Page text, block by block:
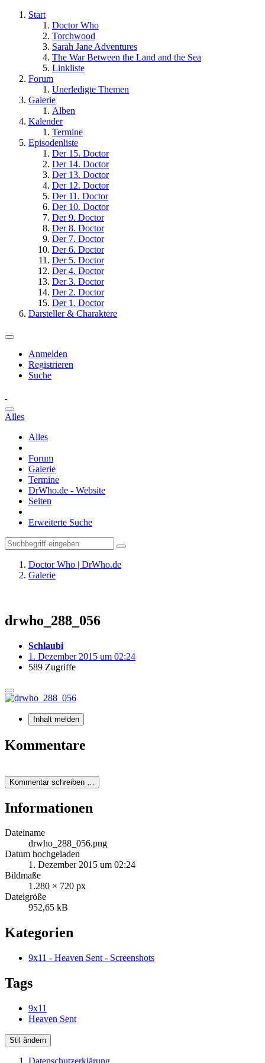
Start
Doctor Who
Torchwood
Sarah Jane Adventures
The War Between the Land and the Sea
Linkliste
Forum
Unerledigte Themen
Galerie
Alben
Kalender
Termine
Episodenliste
Der 15. Doctor
Der 14. Doctor
Der 13. Doctor
Der 12. Doctor
Der 11. Doctor
Der 10. Doctor
Der 9. Doctor
Der 8. Doctor
Der 7. Doctor
Der 6. Doctor
Der 5. Doctor
Der 4. Doctor
Der 3. Doctor
Der 2. Doctor
Der 1. Doctor
Darsteller & Charaktere
Anmelden
Registrieren
Suche
Alles
Alles
Forum
Galerie
Termine
DrWho.de - Website
Seiten
Erweiterte Suche
Doctor Who | DrWho.de
Galerie
drwho_288_056
Schlaubi
1. Dezember 2015 um 02:24
589 Zugriffe
Inhalt melden
Kommentare
Kommentar schreiben …
Informationen
Dateiname
drwho_288_056.png
Datum hochgeladen
1. Dezember 2015 um 02:24
Bildmaße
1.280 × 720 px
Dateigröße
952,65 kB
Kategorien
9x11 - Heaven Sent - Screenshots
Tags
9x11
Heaven Sent
Stil ändern
Datenschutzerklärung